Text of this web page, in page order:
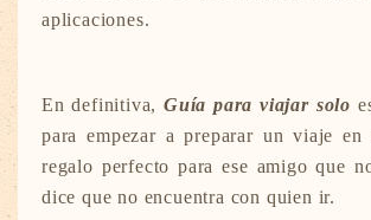
aplicaciones.
En definitiva,Guía para viajar solo
para empezar a preparar un viaje
regalo perfecto para ese amigo que
dice que no encuentra con quien ir.